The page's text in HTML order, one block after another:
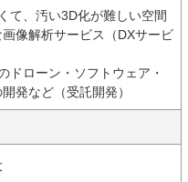
て、汚い3D化が難しい空間
像解析サービス（DXサービ
ドローン・ソフトウェア・
発など（受託開発）